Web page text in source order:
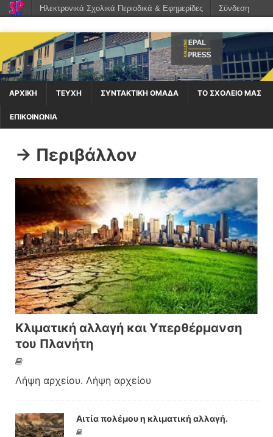
ΑΡΧΙΚΉ ΤΕΥΧΗ ΣΥΝΤΑΚΤΙΚΗ ΟΜΑΔΑ ΤΟ ΣΧΟΛΕΙΟ ΜΑΣ
ΕΠΙΚΟΙΝΩΝΙΑ
-> Περιβάλλον
Κλιματική αλλαγή και Υπερθέρμανση
του Πλανήτη
Λήψη αρχείου. Λήψη αρχείου
Αιτία πολέμου η κλιματική αλλαγή.
Ηλεκτρονικά Σχολικά Περιοδικά & Εφημερίδες Σύνδεση